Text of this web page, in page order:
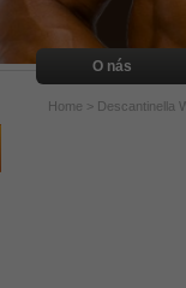
O nás
Home > Descantinella